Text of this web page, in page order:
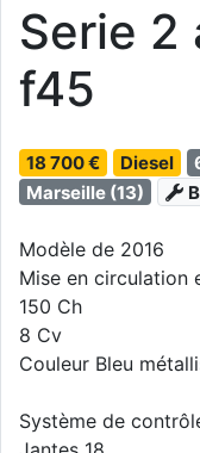
Serie 2
f45
18 700 € Diesel
Marseille (13)
Modèle de 2016
Mise en circulation
150 Ch
8 Cv
Couleur Bleu
Système de